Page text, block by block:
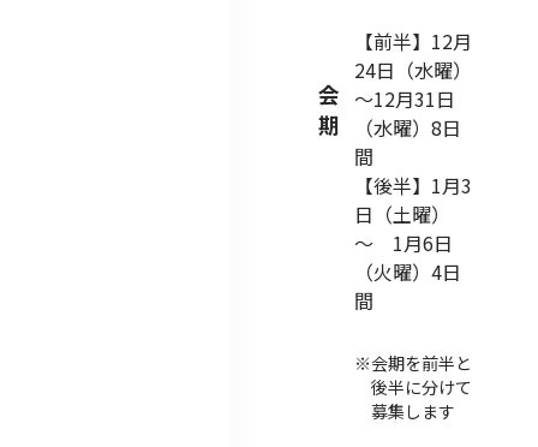
会
期
【前半】12月
24日（水曜）
～12月31日
（水曜）8日
間
【後半】1月3
日（土曜）
～ 1月6日
（火曜）4日
間
会期を前半と
後半に分けて
募集します